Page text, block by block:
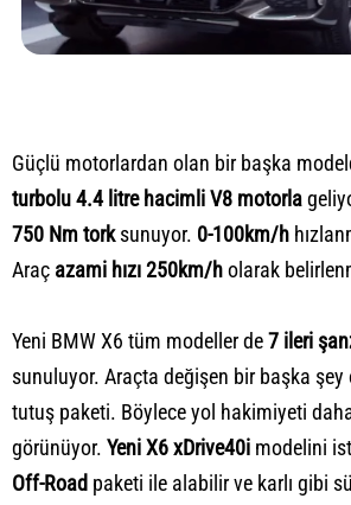
Güçlü motorlardan olan bir başka
turbolu 4.4 litre hacimli V8 motorla
750 Nm torksunuyor. 0-100km/h
Araç azami hızı 250km/holarak
Yeni BMW X6 tüm modeller de7 ileri
sunuluyor. Araçta değişen bir başka
tutuş paketi. Böylece yol hakimiyeti daha
görünüyor. Yeni X6 xDrive40i modelini
Off-Road paketi ile alabilir ve karlı gibi